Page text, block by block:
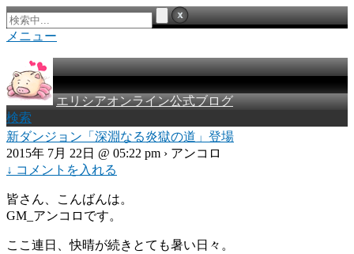
メニュー
エリシアオンライン公式ブログ
検索
新ダンジョン「深淵なる炎獄の道」登場
2015年 7月 22日 @ 05:22 pm › アンコロ
↓ コメントを入れる
皆さん、こんばんは。
GM_アンコロです。
ここ連日、快晴が続きとても暑い日々。